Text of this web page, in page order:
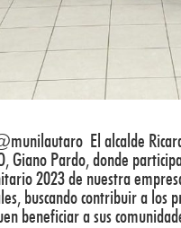
El alcalde
Giano Pardo, donde
2023 de nuestra
buscando contribuir a los
beneficiar a sus